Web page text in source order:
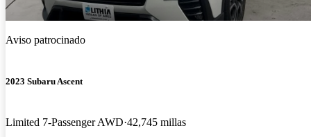
Aviso patrocinado
2023 Subaru Ascent
Limited 7-Passenger AWD 42,745 millas